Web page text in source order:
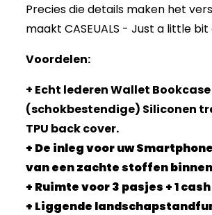
Precies die details maken het
maakt CASEUALS - Just a little
Voordelen:
+ Echt lederen Wallet
(schokbestendige) Siliconen
TPU back cover.
+ De inleg voor uw
van een zachte stoffen
+ Ruimte voor 3 pasjes + 1
+ Liggende